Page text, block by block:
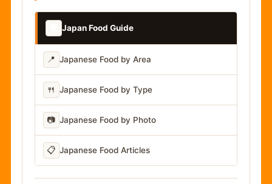
Japan Food Guide
📍 Japanese Food by Area
🍴 Japanese Food by Type
📷 Japanese Food by Photo
📋 Japanese Food Articles